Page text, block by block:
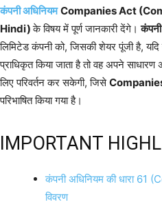
कंपनी अधिनियम Companies Act
Hindi)के विषय में पूर्ण जानकारी देंगे।
लिमिटेड कंपनी को, जिसकी शेयर पूंजी है,
प्राधिकृत किया जाता है तो वह अपने
लिए परिवर्तन कर सकेगी, जिसे
परिभाषित किया गया है।
IMPORTANT
कंपनी अधिनियम की धारा
विवरण